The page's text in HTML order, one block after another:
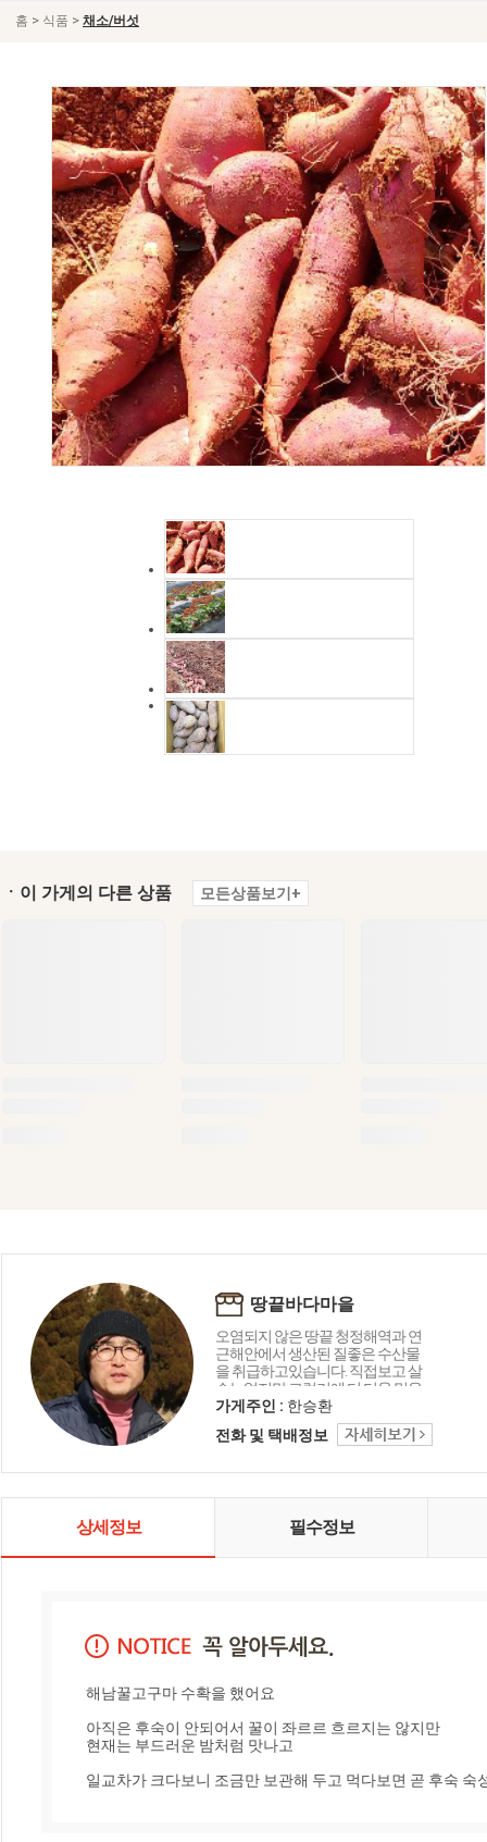
홈 > 식품 > 채소/버섯
ㆍ이 가게의 다른 상품 모든상품보기+
땅끝바다마을
오염되지 않은 땅끝 청정해역과 연
근해안에서 생산된 질좋은 수산물
을 취급하고있습니다. 직접보고 살
수는없지만 그렇기에 더 더욱 믿을
수있는 상품들로 한분 한분께 최선
가게주인 : 한승환
전화 및 택배정보
상세정보 필수정보
해남꿀고구마 수확을 했어요
아직은 후숙이 안되어서 꿀이 좌르르 흐르지는 않지만
현재는 부드러운 밤처럼 맛나고
일교차가 크다보니 조금만 보관해 두고 먹다보면 곧 후숙 숙